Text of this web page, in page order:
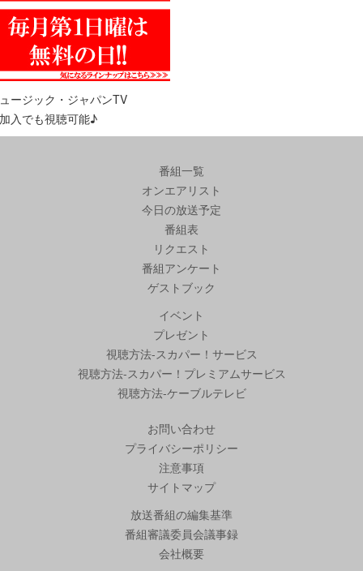
ージック・ジャパンTV
入でも視聴可能♪
番組一覧
オンエアリスト
今日の放送予定
番組表
リクエスト
番組アンケート
ゲストブック
イベント
プレゼント
視聴方法-スカパー！サービス
視聴方法-スカパー！プレミアムサービス
視聴方法-ケーブルテレビ
お問い合わせ
プライバシーポリシー
注意事項
サイトマップ
放送番組の編集基準
番組審議委員会議事録
会社概要